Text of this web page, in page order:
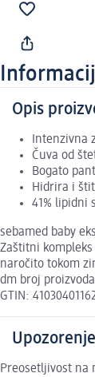
Opis
Intenzivna
Čuva od
Bogato
Hidrira i
41% lipidni
sebamed baby
Zaštitni
naročito tokom
dm broj
GTIN:
Upozorenje
Preosetljivost na